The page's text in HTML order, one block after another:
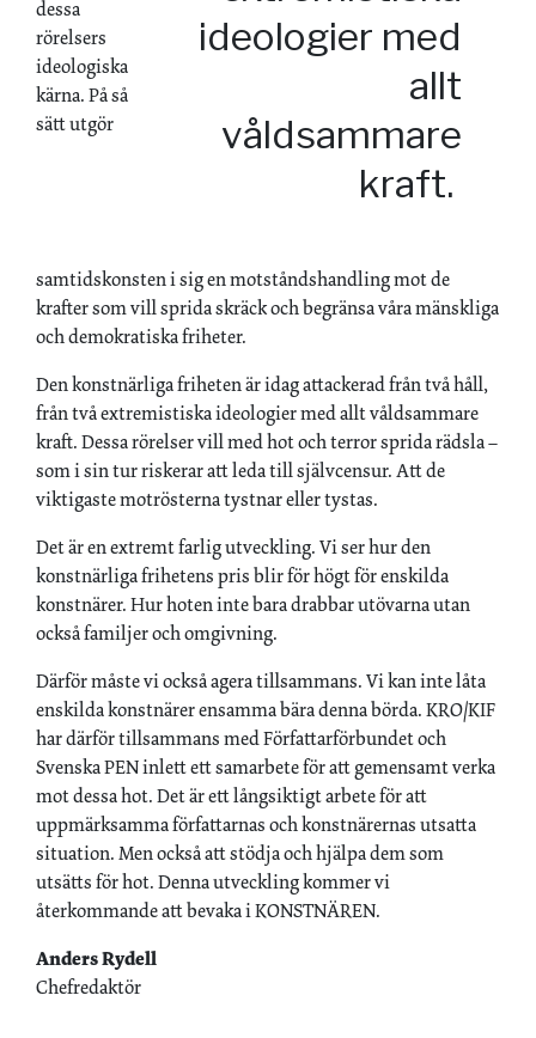
ideologier med
allt
våldsammare
kraft.
dessa
rörelsers
ideologiska
kärna. På så
sätt utgör
samtidskonsten i sig en motståndshandling mot de
krafter som vill sprida skräck och begränsa våra mänskliga
och demokratiska friheter.
Den konstnärliga friheten är idag attackerad från två håll,
från två extremistiska ideologier med allt våldsammare
kraft. Dessa rörelser vill med hot och terror sprida rädsla –
som i sin tur riskerar att leda till självcensur. Att de
viktigaste motrösterna tystnar eller tystas.
Det är en extremt farlig utveckling. Vi ser hur den
konstnärliga frihetens pris blir för högt för enskilda
konstnärer. Hur hoten inte bara drabbar utövarna utan
också familjer och omgivning.
Därför måste vi också agera tillsammans. Vi kan inte låta
enskilda konstnärer ensamma bära denna börda. KRO/KIF
har därför tillsammans med Författarförbundet och
Svenska PEN inlett ett samarbete för att gemensamt verka
mot dessa hot. Det är ett långsiktigt arbete för att
uppmärksamma författarnas och konstnärernas utsatta
situation. Men också att stödja och hjälpa dem som
utsätts för hot. Denna utveckling kommer vi
återkommande att bevaka i KONSTNÄREN.
Anders Rydell
Chefredaktör